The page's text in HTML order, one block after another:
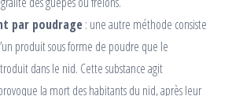
par poudrage : une autre méthode consiste
produit sous forme de poudre que le
dans le nid. Cette substance agit
la mort des habitants du nid, après leur